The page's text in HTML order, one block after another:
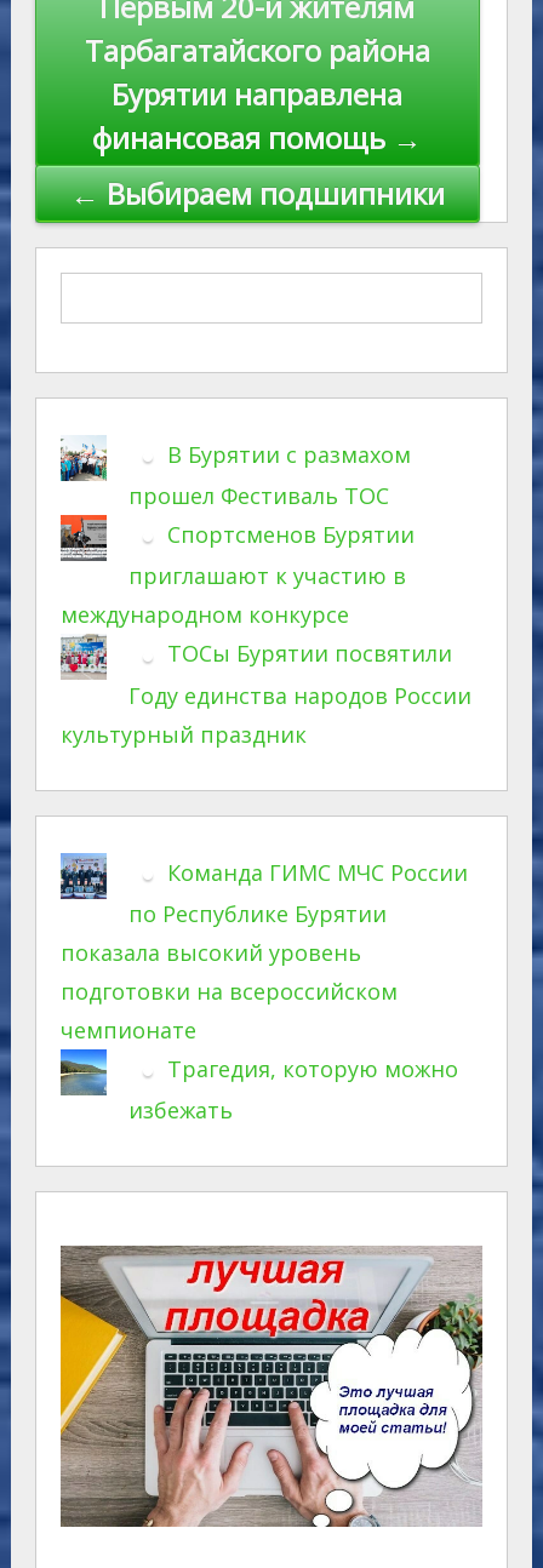
ni
ki
al
k
записям
Тарбагатайского района
Бурятии направлена
финансовая помощь →
← Выбираем подшипники
В Бурятии с размахом
прошел Фестиваль ТОС
Спортсменов Бурятии
приглашают к участию в
международном конкурсе
ТОСы Бурятии посвятили
Году единства народов России
культурный праздник
Команда ГИМС МЧС России
по Республике Бурятии
показала высокий уровень
подготовки на всероссийском
чемпионате
Трагедия, которую можно
избежать